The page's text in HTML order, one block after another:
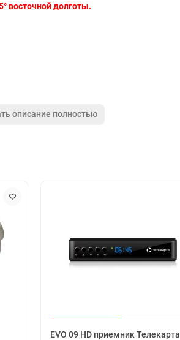
восточной долготы.
описание полностью
EVO 09 HD приемник Телекарта